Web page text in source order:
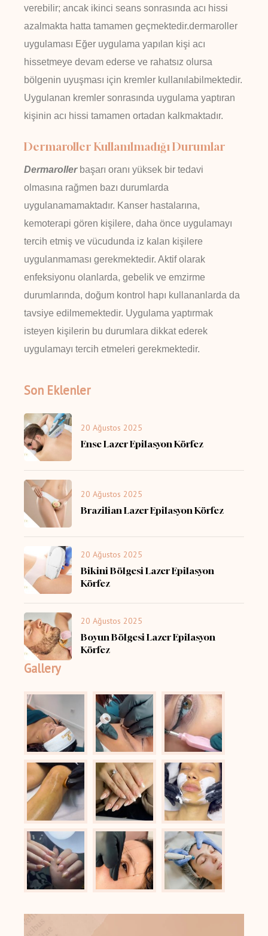
verebilir; ancak ikinci seans sonrasında acı hissi
azalmakta hatta tamamen geçmektedir.dermaroller
uygulaması Eğer uygulama yapılan kişi acı
hissetmeye devam ederse ve rahatsız olursa
bölgenin uyuşması için kremler kullanılabilmektedir.
Uygulanan kremler sonrasında uygulama yaptıran
kişinin acı hissi tamamen ortadan kalkmaktadır.
Dermaroller Kullanılmadığı Durumlar
Dermarollerbaşarı oranı yüksek bir tedavi
olmasına rağmen bazı durumlarda
uygulanamamaktadır. Kanser hastalarına,
kemoterapi gören kişilere, daha önce uygulamayı
tercih etmiş ve vücudunda iz kalan kişilere
uygulanmaması gerekmektedir. Aktif olarak
enfeksiyonu olanlarda, gebelik ve emzirme
durumlarında, doğum kontrol hapı kullananlarda da
tavsiye edilmemektedir. Uygulama yaptırmak
isteyen kişilerin bu durumlara dikkat ederek
uygulamayı tercih etmeleri gerekmektedir.
Son Eklenler
20 Ağustos 2025
Ense Lazer Epilasyon Körfez
20 Ağustos 2025
Brazilian Lazer Epilasyon Körfez
20 Ağustos 2025
Bikini Bölgesi Lazer Epilasyon
Körfez
20 Ağustos 2025
Boyun Bölgesi Lazer Epilasyon
Körfez
Gallery